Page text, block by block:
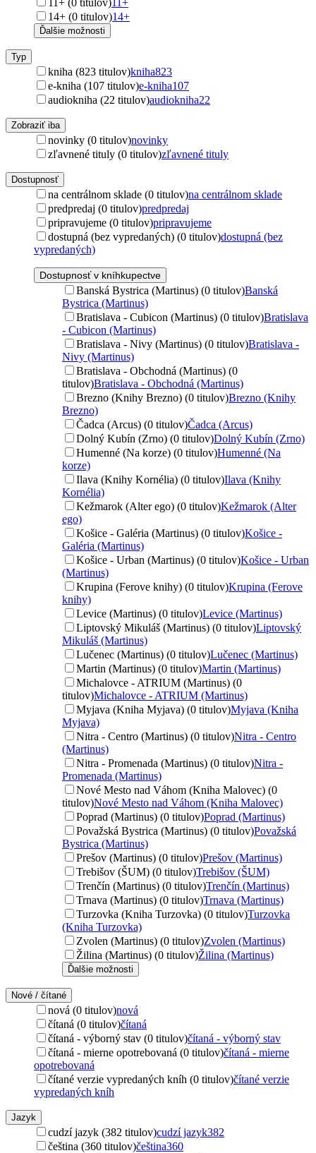
14+ (0 titulov)14+
Ďalšie možnosti
Typ
kniha (823 titulov)kniha823
e-kniha (107 titulov)e-kniha107
audiokniha (22 titulov)audiokniha22
Zobraziť iba
novinky (0 titulov)novinky
zľavnené tituly (0 titulov)zľavnené tituly
Dostupnosť
na centrálnom sklade (0 titulov)na centrálnom sklade
predpredaj (0 titulov)predpredaj
pripravujeme (0 titulov)pripravujeme
dostupná (bez vypredaných) (0 titulov)dostupná (bez
vypredaných)
Dostupnosť v kníhkupectve
Banská Bystrica (Martinus) (0 titulov)Banská
Bystrica (Martinus)
Bratislava - Cubicon (Martinus) (0 titulov)Bratislava
- Cubicon (Martinus)
Bratislava - Nivy (Martinus) (0 titulov)Bratislava -
Nivy (Martinus)
Bratislava - Obchodná (Martinus) (0
titulov)Bratislava - Obchodná (Martinus)
Brezno (Knihy Brezno) (0 titulov)Brezno (Knihy
Brezno)
Čadca (Arcus) (0 titulov)Čadca (Arcus)
Dolný Kubín (Zrno) (0 titulov)Dolný Kubín (Zrno)
Humenné (Na korze) (0 titulov)Humenné (Na
korze)
Ilava (Knihy Kornélia) (0 titulov)Ilava (Knihy
Kornélia)
Kežmarok (Alter ego) (0 titulov)Kežmarok (Alter
ego)
Košice - Galéria (Martinus) (0 titulov)Košice -
Galéria (Martinus)
Košice - Urban (Martinus) (0 titulov)Košice - Urban
(Martinus)
Krupina (Ferove knihy) (0 titulov)Krupina (Ferove
knihy)
Levice (Martinus) (0 titulov)Levice (Martinus)
Liptovský Mikuláš (Martinus) (0 titulov)Liptovský
Mikuláš (Martinus)
Lučenec (Martinus) (0 titulov)Lučenec (Martinus)
Martin (Martinus) (0 titulov)Martin (Martinus)
Michalovce - ATRIUM (Martinus) (0
titulov)Michalovce - ATRIUM (Martinus)
Myjava (Kniha Myjava) (0 titulov)Myjava (Kniha
Myjava)
Nitra - Centro (Martinus) (0 titulov)Nitra - Centro
(Martinus)
Nitra - Promenada (Martinus) (0 titulov)Nitra -
Promenada (Martinus)
Nové Mesto nad Váhom (Kniha Malovec) (0
titulov)Nové Mesto nad Váhom (Kniha Malovec)
Poprad (Martinus) (0 titulov)Poprad (Martinus)
Považská Bystrica (Martinus) (0 titulov)Považská
Bystrica (Martinus)
Prešov (Martinus) (0 titulov)Prešov (Martinus)
Trebišov (ŠUM) (0 titulov)Trebišov (ŠUM)
Trenčín (Martinus) (0 titulov)Trenčín (Martinus)
Trnava (Martinus) (0 titulov)Trnava (Martinus)
Turzovka (Kniha Turzovka) (0 titulov)Turzovka
(Kniha Turzovka)
Zvolen (Martinus) (0 titulov)Zvolen (Martinus)
Žilina (Martinus) (0 titulov)Žilina (Martinus)
Ďalšie možnosti
Nové / čítané
nová (0 titulov)nová
čítaná (0 titulov)čítaná
čítaná - výborný stav (0 titulov)čítaná - výborný stav
čítaná - mierne opotrebovaná (0 titulov)čítaná - mierne
opotrebovaná
čítané verzie vypredaných kníh (0 titulov)čítané verzie
vypredaných kníh
Jazyk
cudzí jazyk (382 titulov)cudzí jazyk382
čeština (360 titulov)čeština360